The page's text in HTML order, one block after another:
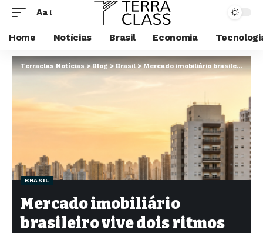
Aa
Home Notícias Brasil Economia
Terraclas Notícias>Blog>Brasil>Mercado imobiliário brasileiro vive dois ritmos em 2026: o que muda para quem quer comprar, alugar ou investir
BRASIL
Mercado imobiliário
brasileiro vive dois ritmos